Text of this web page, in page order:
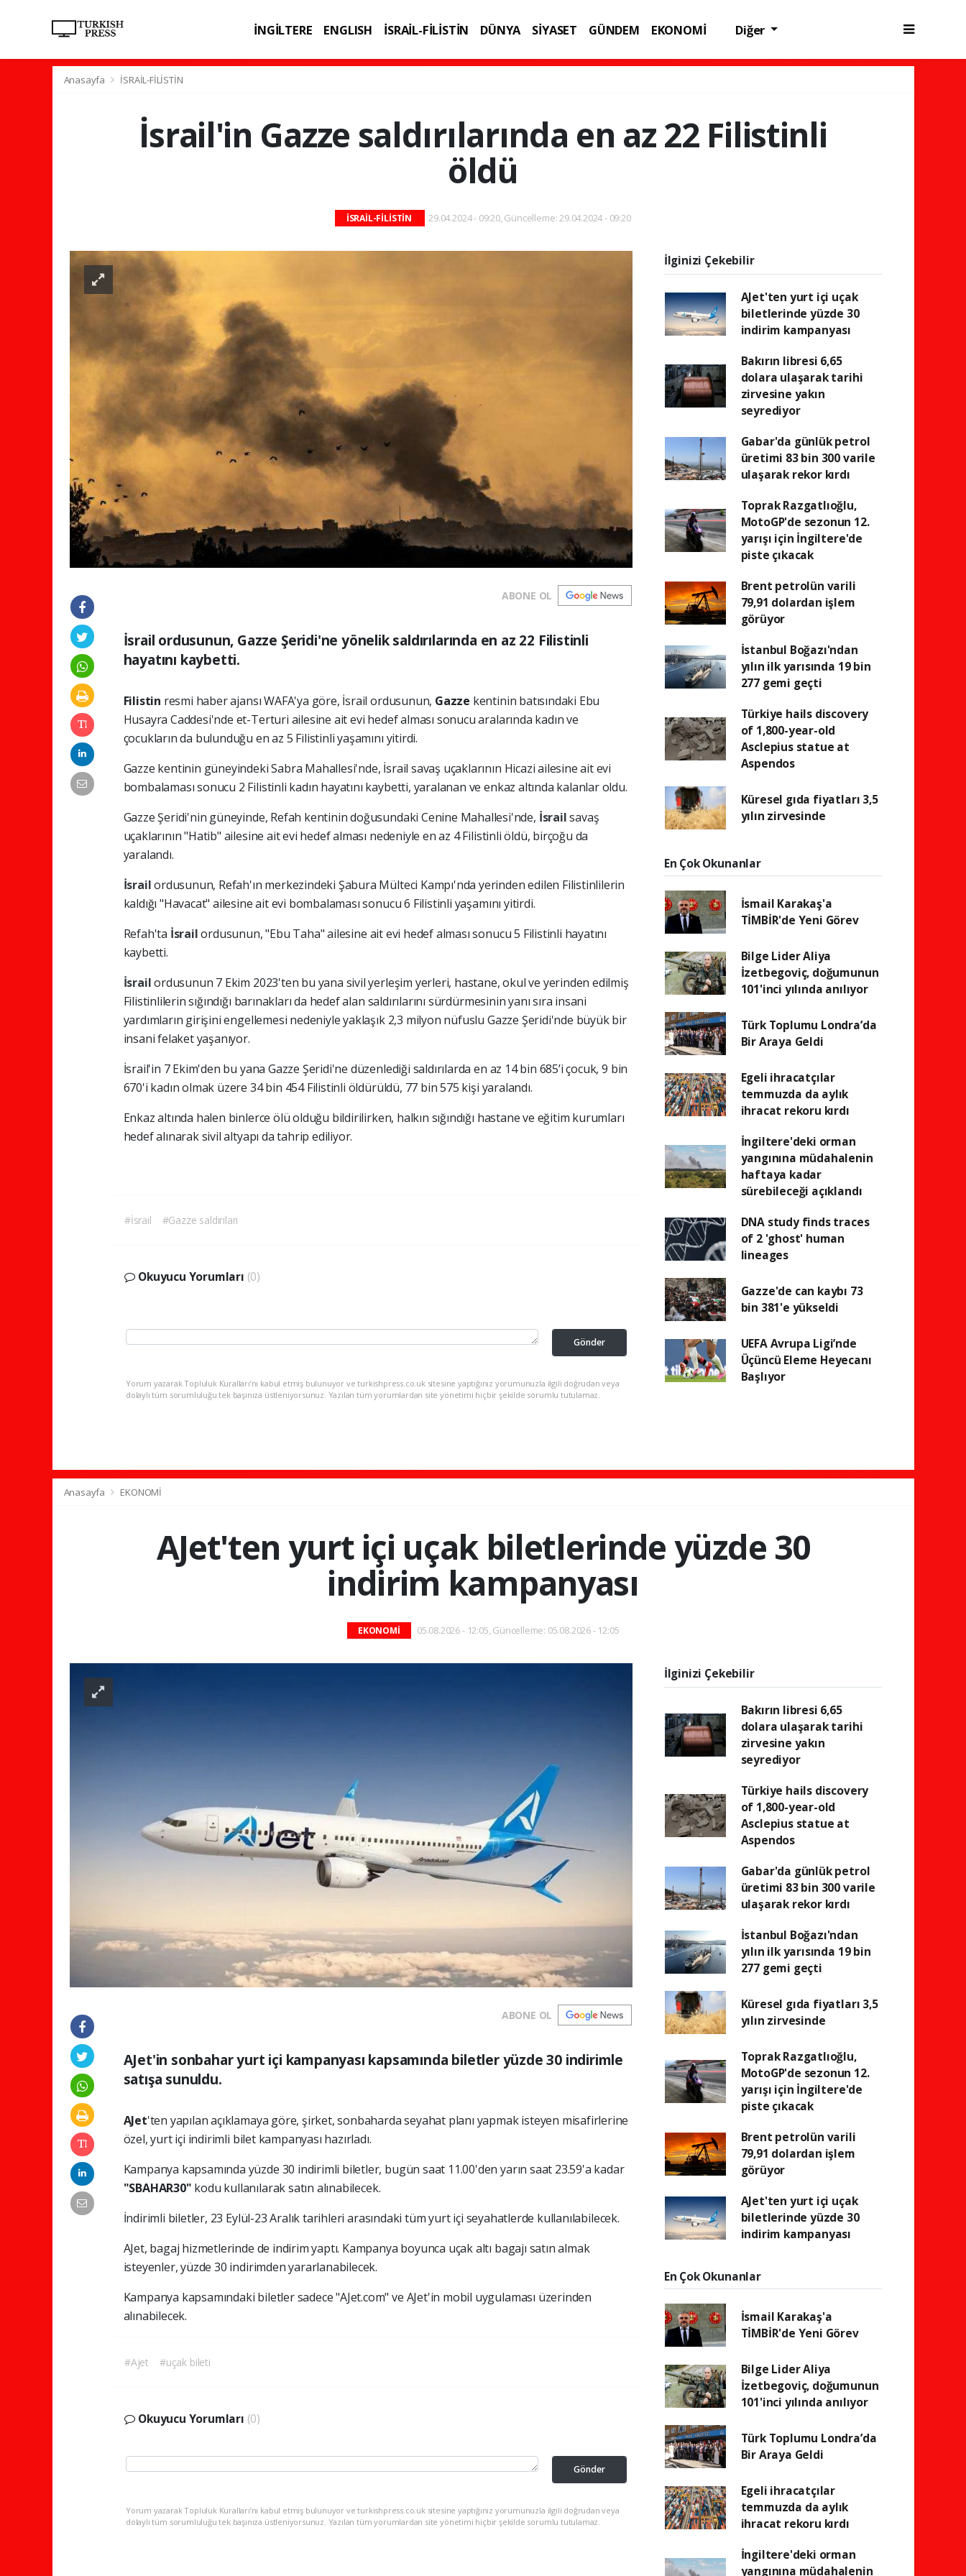
İNGİLTERE ENGLISH İSRAİL-FİLİSTİN DÜNYA SİYASET GÜNDEM
EKONOMİ
Diğer
Anasayfa İSRAİL-FİLİSTİN
İsrail'in Gazze saldırılarında en az 22 Filistinli
öldü
İSRAİL-FİLİSTİN 29.04.2024 - 09:20, Güncelleme: 29.04.2024 - 09:20
ABONE OL
İsrail ordusunun, Gazze Şeridi'ne yönelik saldırılarında en az 22 Filistinli
hayatını kaybetti.
Filistin resmi haber ajansı WAFA'ya göre, İsrail ordusunun, Gazze kentinin batısındaki Ebu
Husayra Caddesi'nde et-Terturi ailesine ait evi hedef alması sonucu aralarında kadın ve
çocukların da bulunduğu en az 5 Filistinli yaşamını yitirdi.
Gazze kentinin güneyindeki Sabra Mahallesi'nde, İsrail savaş uçaklarının Hicazi ailesine ait evi
bombalaması sonucu 2 Filistinli kadın hayatını kaybetti, yaralanan ve enkaz altında kalanlar oldu.
Gazze Şeridi'nin güneyinde, Refah kentinin doğusundaki Cenine Mahallesi'nde, İsrailsavaş
uçaklarının "Hatib" ailesine ait evi hedef alması nedeniyle en az 4 Filistinli öldü, birçoğu da
yaralandı.
İsrailordusunun, Refah'ın merkezindeki Şabura Mülteci Kampı'nda yerinden edilen Filistinlilerin
kaldığı "Havacat" ailesine ait evi bombalaması sonucu 6 Filistinli yaşamını yitirdi.
Refah'ta İsrailordusunun, "Ebu Taha" ailesine ait evi hedef alması sonucu 5 Filistinli hayatını
kaybetti.
İsrailordusunun 7 Ekim 2023'ten bu yana sivil yerleşim yerleri, hastane, okul ve yerinden edilmiş
Filistinlilerin sığındığı barınakları da hedef alan saldırılarını sürdürmesinin yanı sıra insani
yardımların girişini engellemesi nedeniyle yaklaşık 2,3 milyon nüfuslu Gazze Şeridi'nde büyük bir
insani felaket yaşanıyor.
İsrail'in 7 Ekim'den bu yana Gazze Şeridi'ne düzenlediği saldırılarda en az 14 bin 685’i çocuk, 9 bin
670'i kadın olmak üzere 34 bin 454 Filistinli öldürüldü, 77 bin 575 kişi yaralandı.
Enkaz altında halen binlerce ölü olduğu bildirilirken, halkın sığındığı hastane ve eğitim kurumları
hedef alınarak sivil altyapı da tahrip ediliyor.
#İsrail #Gazze saldırıları
Okuyucu Yorumları (0)
Gönder
Yorum yazarak Topluluk Kuralları’nı kabul etmiş bulunuyor ve turkishpress.co.uk sitesine yaptığınız yorumunuzla ilgili doğrudan veya
dolaylı tüm sorumluluğu tek başınıza üstleniyorsunuz. Yazılan tüm yorumlardan site yönetimi hiçbir şekilde sorumlu tutulamaz.
İlginizi Çekebilir
AJet'ten yurt içi uçak
biletlerinde yüzde 30
indirim kampanyası
Bakırın libresi 6,65
dolara ulaşarak tarihi
zirvesine yakın
seyrediyor
Gabar'da günlük petrol
üretimi 83 bin 300 varile
ulaşarak rekor kırdı
Toprak Razgatlıoğlu,
MotoGP'de sezonun 12.
yarışı için İngiltere'de
piste çıkacak
Brent petrolün varili
79,91 dolardan işlem
görüyor
İstanbul Boğazı'ndan
yılın ilk yarısında 19 bin
277 gemi geçti
Türkiye hails discovery
of 1,800-year-old
Asclepius statue at
Aspendos
Küresel gıda fiyatları 3,5
yılın zirvesinde
En Çok Okunanlar
İsmail Karakaş'a
TİMBİR'de Yeni Görev
Bilge Lider Aliya
İzetbegoviç, doğumunun
101'inci yılında anılıyor
Türk Toplumu Londra’da
Bir Araya Geldi
Egeli ihracatçılar
temmuzda da aylık
ihracat rekoru kırdı
İngiltere'deki orman
yangınına müdahalenin
haftaya kadar
sürebileceği açıklandı
DNA study finds traces
of 2 'ghost' human
lineages
Gazze'de can kaybı 73
bin 381'e yükseldi
UEFA Avrupa Ligi’nde
Üçüncü Eleme Heyecanı
Başlıyor
Anasayfa EKONOMİ
AJet'ten yurt içi uçak biletlerinde yüzde 30
indirim kampanyası
EKONOMİ 05.08.2026 - 12:05, Güncelleme: 05.08.2026 - 12:05
ABONE OL
AJet'in sonbahar yurt içi kampanyası kapsamında biletler yüzde 30 indirimle
satışa sunuldu.
AJet'ten yapılan açıklamaya göre, şirket, sonbaharda seyahat planı yapmak isteyen misafirlerine
özel, yurt içi indirimli bilet kampanyası hazırladı.
Kampanya kapsamında yüzde 30 indirimli biletler, bugün saat 11.00'den yarın saat 23.59'a kadar
"SBAHAR30" kodu kullanılarak satın alınabilecek.
İndirimli biletler, 23 Eylül-23 Aralık tarihleri arasındaki tüm yurt içi seyahatlerde kullanılabilecek.
AJet, bagaj hizmetlerinde de indirim yaptı. Kampanya boyunca uçak altı bagajı satın almak
isteyenler, yüzde 30 indirimden yararlanabilecek.
Kampanya kapsamındaki biletler sadece "AJet.com" ve AJet'in mobil uygulaması üzerinden
alınabilecek.
#Ajet #uçak bileti
Okuyucu Yorumları (0)
Gönder
Yorum yazarak Topluluk Kuralları’nı kabul etmiş bulunuyor ve turkishpress.co.uk sitesine yaptığınız yorumunuzla ilgili doğrudan veya
dolaylı tüm sorumluluğu tek başınıza üstleniyorsunuz. Yazılan tüm yorumlardan site yönetimi hiçbir şekilde sorumlu tutulamaz.
İlginizi Çekebilir
Bakırın libresi 6,65
dolara ulaşarak tarihi
zirvesine yakın
seyrediyor
Türkiye hails discovery
of 1,800-year-old
Asclepius statue at
Aspendos
Gabar'da günlük petrol
üretimi 83 bin 300 varile
ulaşarak rekor kırdı
İstanbul Boğazı'ndan
yılın ilk yarısında 19 bin
277 gemi geçti
Küresel gıda fiyatları 3,5
yılın zirvesinde
Toprak Razgatlıoğlu,
MotoGP'de sezonun 12.
yarışı için İngiltere'de
piste çıkacak
Brent petrolün varili
79,91 dolardan işlem
görüyor
AJet'ten yurt içi uçak
biletlerinde yüzde 30
indirim kampanyası
En Çok Okunanlar
İsmail Karakaş'a
TİMBİR'de Yeni Görev
Bilge Lider Aliya
İzetbegoviç, doğumunun
101'inci yılında anılıyor
Türk Toplumu Londra’da
Bir Araya Geldi
Egeli ihracatçılar
temmuzda da aylık
ihracat rekoru kırdı
İngiltere'deki orman
yangınına müdahalenin